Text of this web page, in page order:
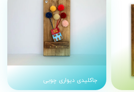
جاکلیدی دیواری چوبی